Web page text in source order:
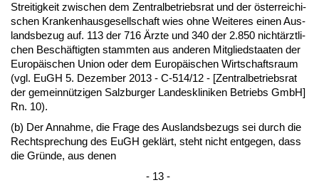
Strei­tig­keit zwi­schen dem Zen­tral­be­triebs­rat und der öster­rei­chi­
schen Kran­ken­haus­ge­sell­schaft wies oh­ne Wei­te­res ei­nen Aus­
lands­be­zug auf. 113 der 716 Ärz­te und 340 der 2.850 nichtärzt­li­
chen Beschäftig­ten stamm­ten aus an­de­ren Mit­glied­staa­ten der
Eu­ropäischen Uni­on oder dem Eu­ropäischen Wirt­schafts­raum
(vgl. EuGH 5. De­zem­ber 2013 - C-514/12 - [Zen­tral­be­triebs­rat
der ge­meinnützi­gen Salz­bur­ger Lan­des­kli­ni­ken Be­triebs GmbH]
Rn. 10).
(b) Der An­nah­me, die Fra­ge des Aus­lands­be­zugs sei durch die
Recht­spre­chung des EuGH geklärt, steht nicht ent­ge­gen, dass
die Gründe, aus de­nen
- 13 -